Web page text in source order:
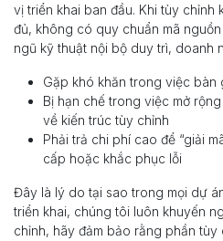
vị triển khai ban đầu. Khi tùy
đủ, không có quy chuẩn mã
ngũ kỹ thuật nội bộ duy trì, doanh
Gặp khó khăn trong việc bàn
Bị hạn chế trong việc mở
về kiến trúc tùy chỉnh
Phải trả chi phí cao để “giải
cấp hoặc khắc phục lỗi
Đây là lý do tại sao trong mọi dự
triển khai, chúng tôi luôn khuyến
chỉnh, hãy đảm bảo rằng phần